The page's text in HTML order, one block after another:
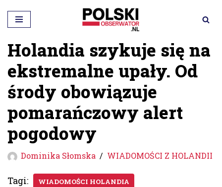
Przejdź
do
treści
Holandia szykuje się na
ekstremalne upały. Od
środy obowiązuje
pomarańczowy alert
pogodowy
Dominika Słomska WIADOMOŚCI Z HOLANDII
Tagi: WIADOMOŚCI HOLANDIA